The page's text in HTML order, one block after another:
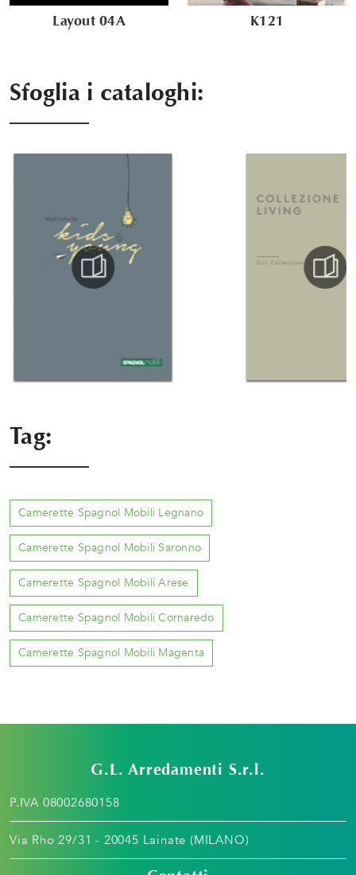
Layout 04A K121
Sfoglia i cataloghi:
Tag:
Camerette Spagnol Mobili Legnano
Camerette Spagnol Mobili Saronno
Camerette Spagnol Mobili Arese
Camerette Spagnol Mobili Cornaredo
Camerette Spagnol Mobili Magenta
G.L. Arredamenti S.r.l.
P.IVA 08002680158
Via Rho 29/31 - 20045 Lainate (MILANO)